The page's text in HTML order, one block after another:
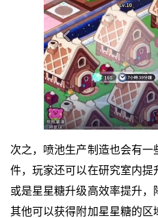
次之，喷池生产制造也会有
件，玩家还可以在研究室内提
或是星星糖升级高效率提升，
其他可以获得附加星星糖的